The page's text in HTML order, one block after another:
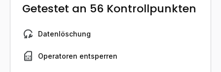
Getestet an 56 Kontrollpunkten
Datenlöschung
Operatoren entsperren